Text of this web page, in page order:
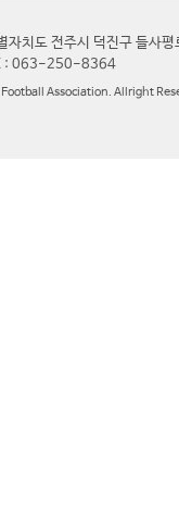
치도 전주시 덕진구 들사
: 063-250-8364
Association. Allright